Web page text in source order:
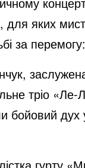
для яких
за перемогу:
тріо «Ле-
бойовий дух
гурту